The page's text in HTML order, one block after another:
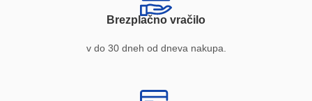
Brezplačno vračilo
v do 30 dneh od dneva nakupa.